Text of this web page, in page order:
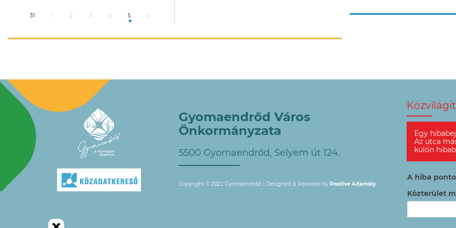
31 1 2 3 4 5 6
Gyomaendrőd Város
Önkormányzata
5500 Gyomaendrőd, Selyem út 124.
Copyright © 2022 Gyomaendrőd | Designed & Powered by Positive Adamsky
Egy
Az utca
külön
A hiba
Közterület